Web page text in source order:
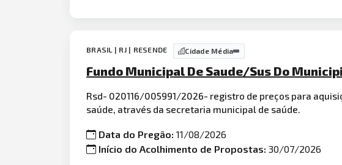
BRASIL | RJ | RESENDE Cidade Média
Fundo Municipal De Saude/Sus Do
Rsd- 020116/005991/2026- registro de preços para
saúde, através da secretaria municipal de saúde.
Data do Pregão:11/08/2026
Início do Acolhimento de Propostas:30/07/2026